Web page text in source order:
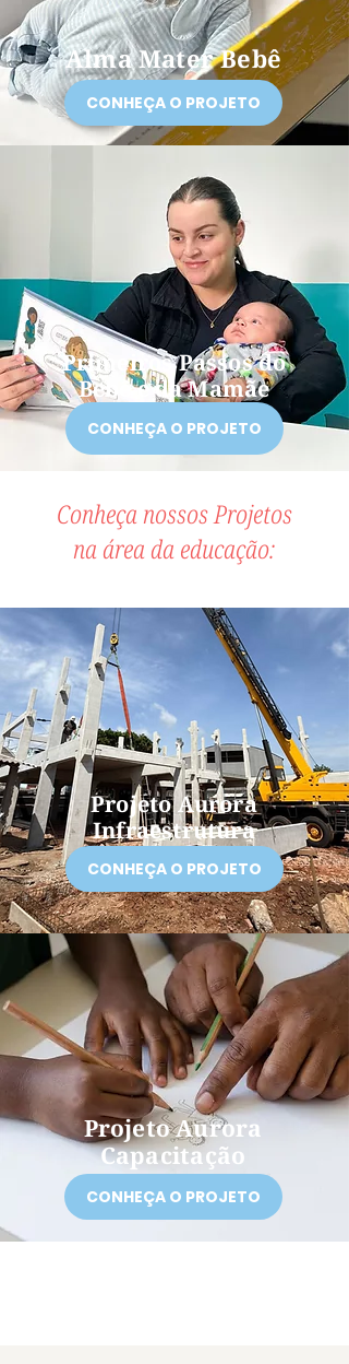
Alma Mater Bebê
CONHEÇA O PROJETO
Primeiros Passos do
Bebê e da Mamãe
CONHEÇA O PROJETO
Conheça nossos Projetos
na área da educação:
Projeto Aurora
Infraestrutura
CONHEÇA O PROJETO
Projeto Aurora
Capacitação
CONHEÇA O PROJETO